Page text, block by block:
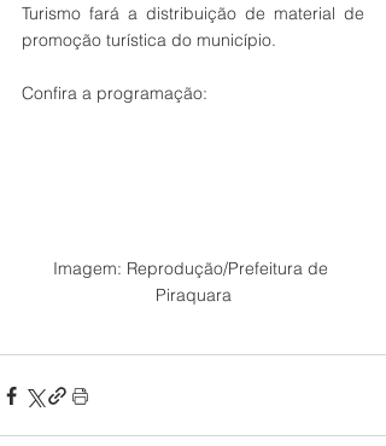
Turismo fará a distribuição de material de
promoção turística do município.
Confira a programação:
Imagem: Reprodução/Prefeitura de
Piraquara